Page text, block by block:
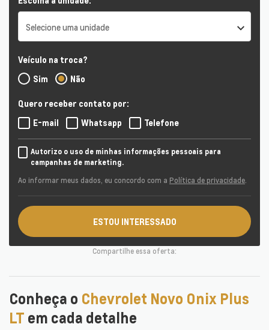
Selecione uma unidade
Veículo na troca?
Sim
Não
Quero receber contato por:
E-mail
Whatsapp Telefone
Autorizo o uso de minhas informações pessoais para
campanhas de marketing.
Ao informar meus dados, eu concordo com a Política de privacidade.
ESTOU INTERESSADO
Compartilhe essa oferta:
Conheça o Chevrolet Novo Onix Plus
LT em cada detalhe